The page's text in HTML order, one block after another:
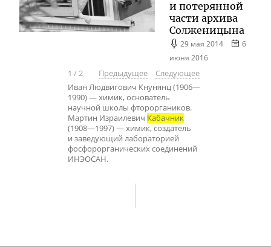
и потерянной
части архива
Солженицына
29 мая 2014
6
июня 2016
1 /2 Предыдущее
Следующее
Иван Людвигович Кнунянц (1906—
1990) — химик, основатель
научной школы фтороргаников.
Мартин Израилевич Кабачник
(1908—1997) — химик, создатель
и заведующий лабораторией
фосфорорганических соединений
ИНЭОСАН.